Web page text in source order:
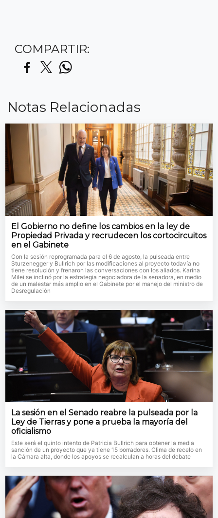
COMPARTIR:
Notas Relacionadas
El Gobierno no define los cambios en la ley de
Propiedad Privada y recrudecen los cortocircuitos
en el Gabinete
Con la sesión reprogramada para el 6 de agosto, la pulseada entre
Sturzenegger y Bullrich por las modificaciones al proyecto todavía no
tiene resolución y frenaron las conversaciones con los aliados. Karina
Milei se inclinó por la estrategia negociadora de la senadora, en medio
de un malestar más amplio en el Gabinete por el manejo del ministro de
Desregulación
La sesión en el Senado reabre la pulseada por la
Ley de Tierras y pone a prueba la mayoría del
oficialismo
Este será el quinto intento de Patricia Bullrich para obtener la media
sanción de un proyecto que ya tiene 15 borradores. Clima de recelo en
la Cámara alta, donde los apoyos se recalculan a horas del debate